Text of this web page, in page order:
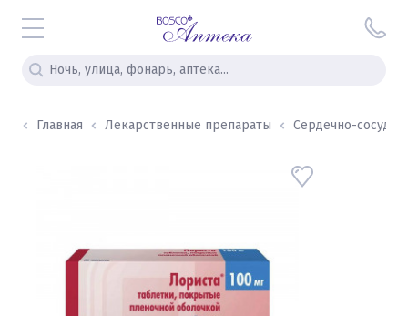
Главная Лекарственные препараты Сердечно-